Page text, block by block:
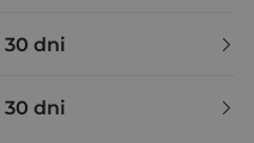
30 dni
30 dni